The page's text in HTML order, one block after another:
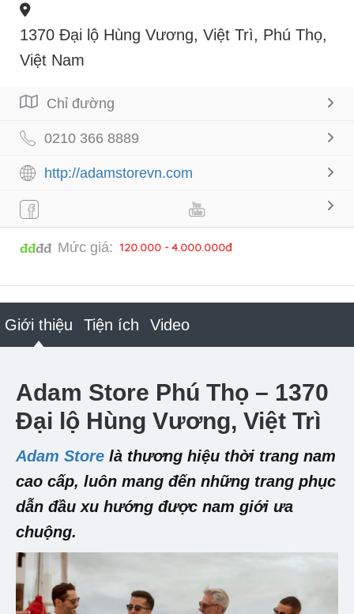
1370 Đại lộ Hùng Vương, Việt Trì, Phú Thọ,
Việt Nam
Chỉ đường
0210 366 8889
http://adamstorevn.com
đđđđ Mức giá: 120.000 - 4.000.000đ
Giới thiệu Tiện ích Video
Adam Store Phú Thọ – 1370
Đại lộ Hùng Vương, Việt Trì
Adam Store là thương hiệu thời trang nam
cao cấp, luôn mang đến những trang phục
dẫn đầu xu hướng được nam giới ưa
chuộng.